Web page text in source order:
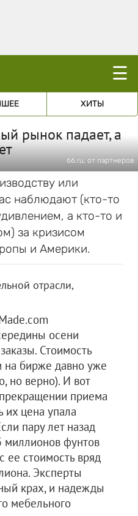
☰
ХИТЫ
рынок падает, а
66.ru, от партнеров
или
наблюдают (кто-то
а кто-то и
за кризисом
и Америки.
отрасли,
осени
Стоимость
на бирже давно уже
но верно). И вот
приема
их цена упала
пару лет назад
миллионов фунтов
ее стоимость вряд
Эксперты
крах, и надежды
мебельного